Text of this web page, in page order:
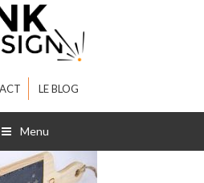
LE BLOG
Menu